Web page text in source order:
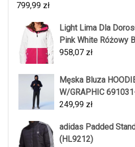
799,99 zł
Light Lima Dla
Pink White Różowy
958,07 zł
Męska Bluza
W/GRAPHIC
249,99 zł
adidas Padded
(HL9212)